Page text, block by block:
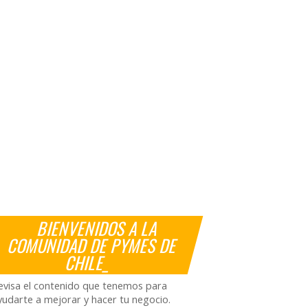
BIENVENIDOS A LA
COMUNIDAD DE PYMES DE
CHILE_
el contenido que tenemos para
a mejorar y hacer tu negocio.